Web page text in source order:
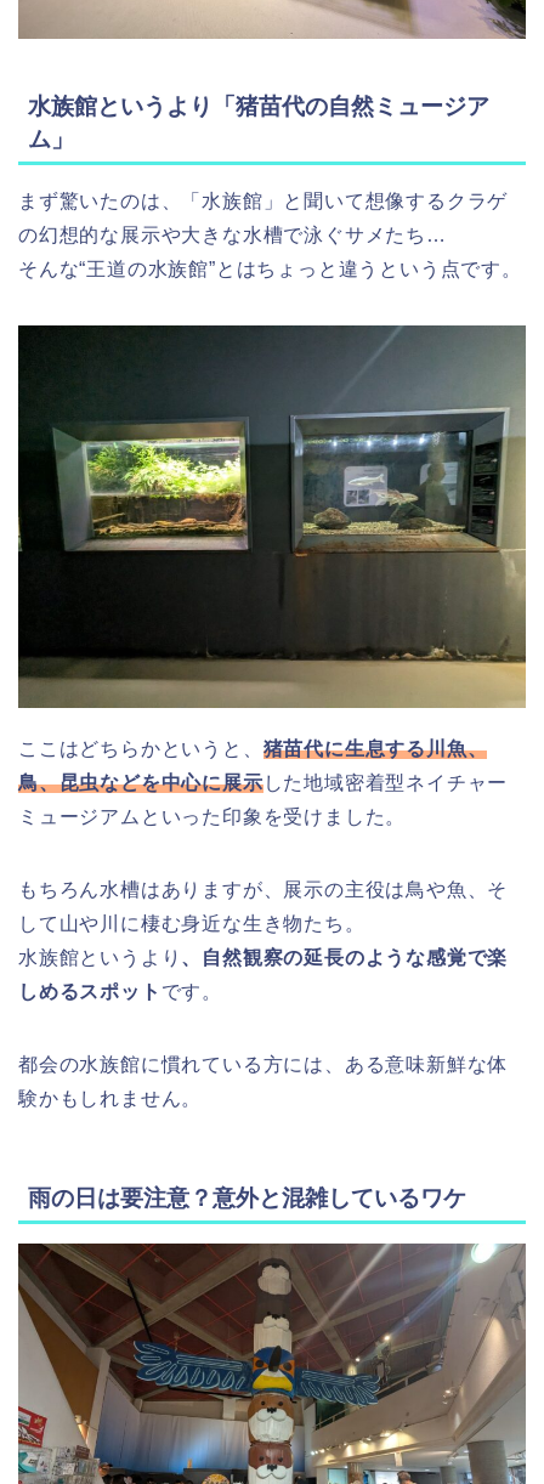
水族館というより「猪苗代の自然ミュージア
ム」
まず驚いたのは、「水族館」と聞いて想像するクラゲ
の幻想的な展示や大きな水槽で泳ぐサメたち…
そんな“王道の水族館”とはちょっと違うという点です。
ここはどちらかというと、 猪苗代に生息する川魚、
鳥、昆虫などを中心に展示した地域密着型ネイチャー
ミュージアムといった印象を受けました。
もちろん水槽はありますが、展示の主役は鳥や魚、そ
して山や川に棲む身近な生き物たち。
水族館というより 、自然観察の延長のような感覚で楽
しめるスポット です。
都会の水族館に慣れている方には、ある意味新鮮な体
験かもしれません。
雨の日は要注意？意外と混雑しているワケ